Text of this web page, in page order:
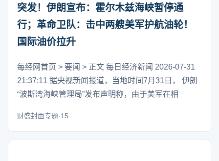
突发！伊朗宣布：霍尔木兹海峡暂停通
行；革命卫队：击中两艘美军护航油轮！
国际油价拉升
每经网首页 > 要闻 > 正文 每日经济新闻 2026-07-31
21:37:11 据央视新闻报道，当地时间7月31日， 伊朗
“波斯湾海峡管理局”发布声明称，由于美军在相
财盛封面专题·15